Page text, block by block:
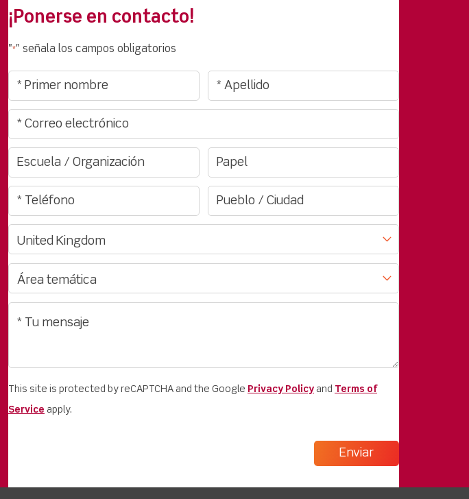
¡Ponerse en contacto!
"*" señala los campos obligatorios
This site is protected by reCAPTCHA and the Google Privacy Policy and Terms of
Service apply.